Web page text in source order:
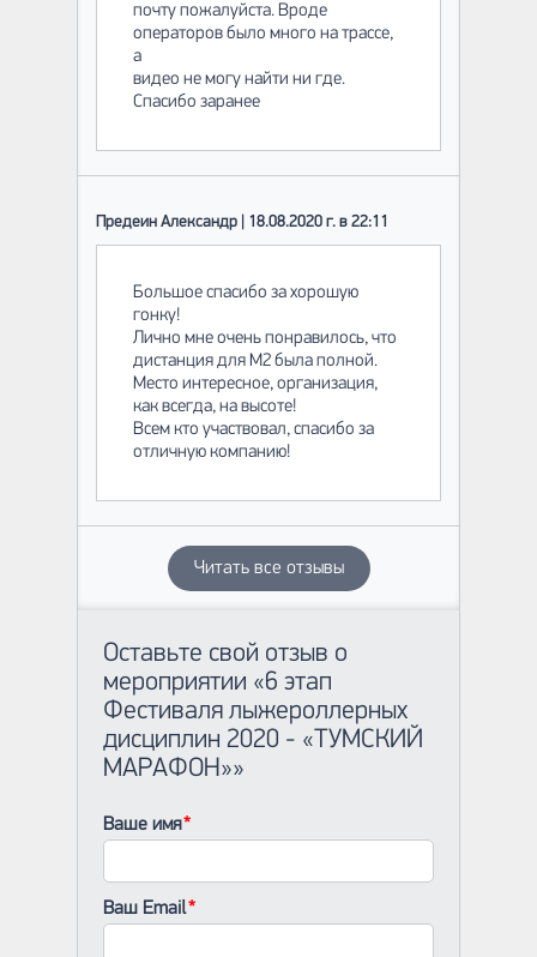
почту пожалуйста. Вроде
операторов было много на трассе,
а
видео не могу найти ни где.
Спасибо заранее
Предеин Александр | 18.08.2020 г. в 22:11
Большое спасибо за хорошую
гонку!
Лично мне очень понравилось, что
дистанция для М2 была полной.
Место интересное, организация,
как всегда, на высоте!
Всем кто участвовал, спасибо за
отличную компанию!
Читать все отзывы
Оставьте свой отзыв о
мероприятии «6 этап
Фестиваля лыжероллерных
дисциплин 2020 - «ТУМСКИЙ
МАРАФОН»»
Ваше имя
Ваш Email